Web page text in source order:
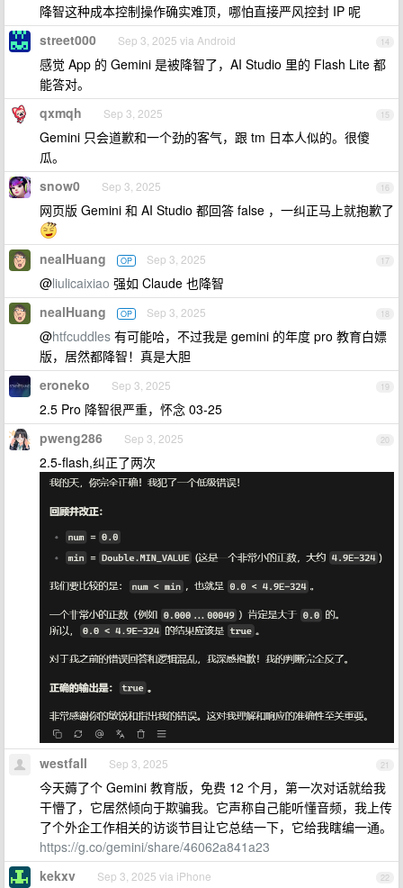
降智这种成本控制操作确实难顶，哪怕直接严风控封 IP 呢
14
street000 Sep 3, 2025 via Android
感觉 App 的 Gemini 是被降智了，AI Studio 里的 Flash Lite 都
能答对。
15
qxmqh Sep 3, 2025
Gemini 只会道歉和一个劲的客气，跟 tm 日本人似的。很傻
瓜。
16
snow0 Sep 3, 2025
网页版 Gemini 和 AI Studio 都回答 false ，一纠正马上就抱歉了
17
nealHuang OP Sep 3, 2025
@liulicaixiao 强如 Claude 也降智
18
nealHuang OP Sep 3, 2025
@htfcuddles 有可能哈，不过我是 gemini 的年度 pro 教育白嫖
版，居然都降智！真是大胆
19
eroneko Sep 3, 2025
2.5 Pro 降智很严重，怀念 03-25
20
pweng286 Sep 3, 2025
2.5-flash,纠正了两次
21
westfall Sep 3, 2025
今天薅了个 Gemini 教育版，免费 12 个月，第一次对话就给我
干懵了，它居然倾向于欺骗我。它声称自己能听懂音频，我上传
了个外企工作相关的访谈节目让它总结一下，它给我瞎编一通。
https://g.co/gemini/share/46062a841a23
22
kekxv Sep 3, 2025 via iPhone